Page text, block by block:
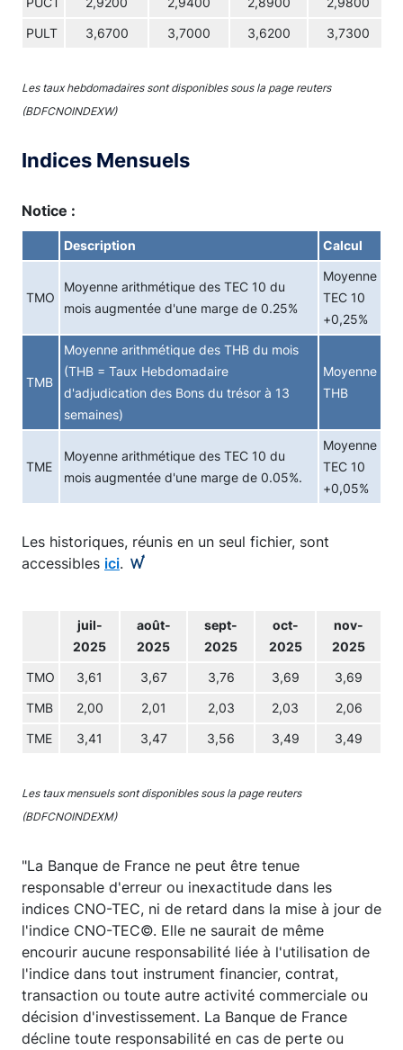
PULT 3,6700 3,7000 3,6200 3,7300
Les taux hebdomadaires sont disponibles sous la page reuters
(BDFCNOINDEXW)
Indices Mensuels
Notice :
Description Calcul
TMO
Moyenne arithmétique des TEC 10 du
mois augmentée d'une marge de 0.25%
Moyenne
TEC 10
+0,25%
TMB
Moyenne arithmétique des THB du mois
(THB = Taux Hebdomadaire
d'adjudication des Bons du trésor à 13
semaines)
Moyenne
THB
TME
Moyenne arithmétique des TEC 10 du
mois augmentée d'une marge de 0.05%.
Moyenne
TEC 10
+0,05%
Les historiques, réunis en un seul fichier, sont
accessibles ici.
juil-
2025
août-
2025
sept-
2025
oct-
2025
nov-
2025
TMO 3,61 3,67 3,76 3,69 3,69
TMB 2,00 2,01 2,03 2,03 2,06
TME 3,41 3,47 3,56 3,49 3,49
Les taux mensuels sont disponibles sous la page reuters
(BDFCNOINDEXM)
"La Banque de France ne peut être tenue
responsable d'erreur ou inexactitude dans les
indices CNO-TEC, ni de retard dans la mise à jour de
l'indice CNO-TEC©. Elle ne saurait de même
encourir aucune responsabilité liée à l'utilisation de
l'indice dans tout instrument financier, contrat,
transaction ou toute autre activité commerciale ou
décision d'investissement. La Banque de France
décline toute responsabilité en cas de perte ou